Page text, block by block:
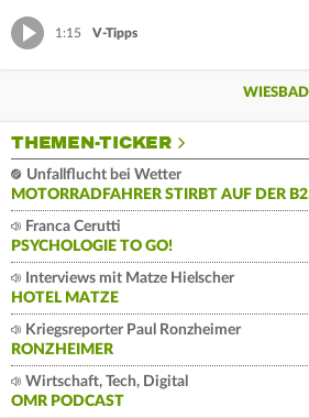
1:15 V-Tipps
THEMEN-TICKER
Unfallflucht bei Wetter
MOTORRADFAHRER STIRBT AUF DER
Franca Cerutti
PSYCHOLOGIE TO GO!
Interviews mit Matze Hielscher
HOTEL MATZE
Kriegsreporter Paul Ronzheimer
RONZHEIMER
Wirtschaft, Tech, Digital
OMR PODCAST